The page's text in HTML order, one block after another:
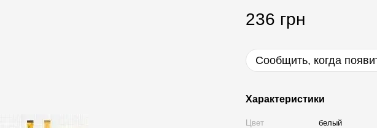
236 грн
Сообщить, когда
Характеристики
Цвет
белый